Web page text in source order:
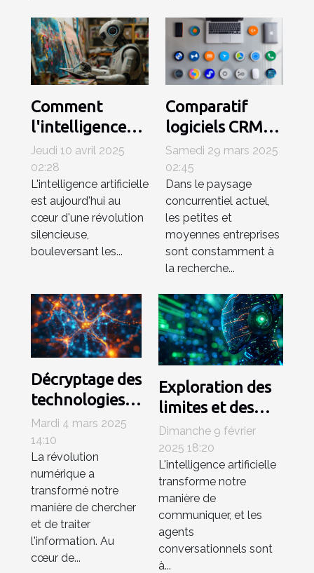
Comment
l'intelligence
artificielle
révolutionne
les industries
créatives
Jeudi 10 avril 2025
02:28
L'intelligence artificielle
est aujourd'hui au
cœur d'une révolution
silencieuse,
bouleversant les...
Comparatif
logiciels CRM
2023 quels
outils pour
petites et
moyennes
entreprises
Samedi 29 mars 2025
02:45
Dans le paysage
concurrentiel actuel,
les petites et
moyennes entreprises
sont constamment à
la recherche...
Décryptage des
technologies
derrière les
moteurs de
recherche
basés sur l'IA
Mardi 4 mars 2025
14:10
La révolution
numérique a
transformé notre
manière de chercher
et de traiter
l'information. Au
cœur de...
Exploration des
limites et des
possibilités
futures des
agents
conversationnels
IA
Dimanche 9 février
2025 18:20
L'intelligence artificielle
transforme notre
manière de
communiquer, et les
agents
conversationnels sont
à...